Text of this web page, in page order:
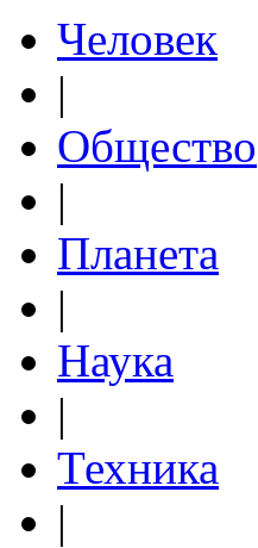
Человек
|
Общество
|
Планета
|
Наука
|
Техника
|